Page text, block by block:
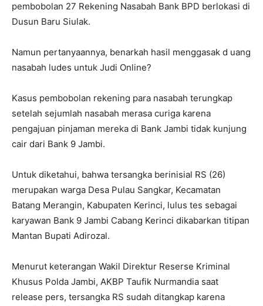
pembobolan 27 Rekening Nasabah Bank BPD berlokasi di
Dusun Baru Siulak.
Namun pertanyaannya, benarkah hasil menggasak d uang
nasabah ludes untuk Judi Online?
Kasus pembobolan rekening para nasabah terungkap
setelah sejumlah nasabah merasa curiga karena
pengajuan pinjaman mereka di Bank Jambi tidak kunjung
cair dari Bank 9 Jambi.
Untuk diketahui, bahwa tersangka berinisial RS (26)
merupakan warga Desa Pulau Sangkar, Kecamatan
Batang Merangin, Kabupaten Kerinci, lulus tes sebagai
karyawan Bank 9 Jambi Cabang Kerinci dikabarkan titipan
Mantan Bupati Adirozal.
Menurut keterangan Wakil Direktur Reserse Kriminal
Khusus Polda Jambi, AKBP Taufik Nurmandia saat
release pers, tersangka RS sudah ditangkap karena